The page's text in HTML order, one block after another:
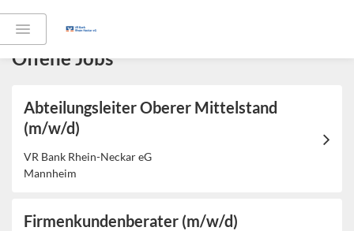
Offene Jobs
Abteilungsleiter Oberer Mittelstand
(m/w/d)
VR Bank Rhein-Neckar eG
Mannheim
Firmenkundenberater (m/w/d)